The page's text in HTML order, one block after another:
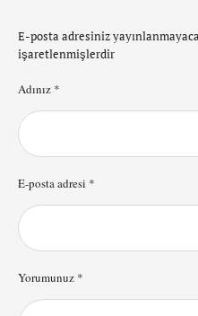
E-posta adresiniz
işaretlenmişlerdir
Yorumunuz *
Adınız *
E-posta adresi *